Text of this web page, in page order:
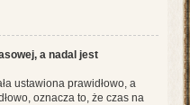
a nadal jest
ustawiona prawidłowo, a
oznacza to, że czas na